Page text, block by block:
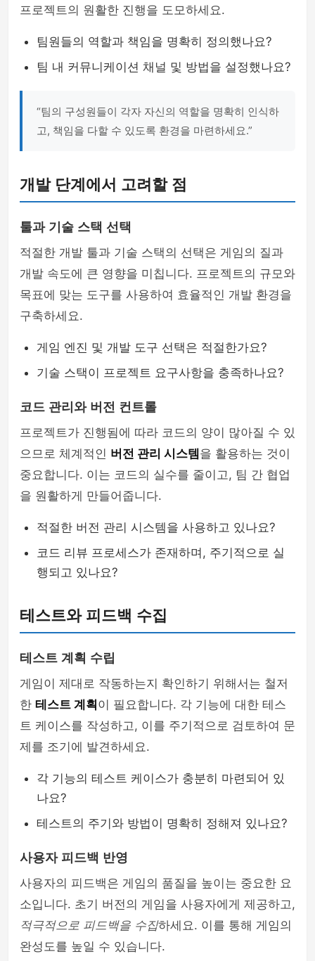
프로젝트의 원활한 진행을 도모하세요.
팀원들의 역할과 책임을 명확히 정의했나요?
팀 내 커뮤니케이션 채널 및 방법을 설정했나요?
“팀의 구성원들이 각자 자신의 역할을 명확히 인식하
고, 책임을 다할 수 있도록 환경을 마련하세요.”
개발 단계에서 고려할 점
툴과 기술 스택 선택
적절한 개발 툴과 기술 스택의 선택은 게임의 질과
개발 속도에 큰 영향을 미칩니다. 프로젝트의 규모와
목표에 맞는 도구를 사용하여 효율적인 개발 환경을
구축하세요.
게임 엔진 및 개발 도구 선택은 적절한가요?
기술 스택이 프로젝트 요구사항을 충족하나요?
코드 관리와 버전 컨트롤
프로젝트가 진행됨에 따라 코드의 양이 많아질 수 있
으므로 체계적인 버전 관리 시스템 을 활용하는 것이
중요합니다. 이는 코드의 실수를 줄이고, 팀 간 협업
을 원활하게 만들어줍니다.
적절한 버전 관리 시스템을 사용하고 있나요?
코드 리뷰 프로세스가 존재하며, 주기적으로 실
행되고 있나요?
테스트와 피드백 수집
테스트 계획 수립
게임이 제대로 작동하는지 확인하기 위해서는 철저
한 테스트 계획 이 필요합니다. 각 기능에 대한 테스
트 케이스를 작성하고, 이를 주기적으로 검토하여 문
제를 조기에 발견하세요.
각 기능의 테스트 케이스가 충분히 마련되어 있
나요?
테스트의 주기와 방법이 명확히 정해져 있나요?
사용자 피드백 반영
사용자의 피드백은 게임의 품질을 높이는 중요한 요
소입니다. 초기 버전의 게임을 사용자에게 제공하고,
적극적으로 피드백을 수집하세요. 이를 통해 게임의
완성도를 높일 수 있습니다.